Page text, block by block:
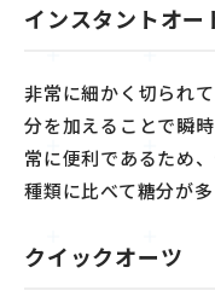
インスタントオー
非常に細かく切られ
分を加えることで瞬
常に便利であるため
種類に比べて糖分が
クイックオーツ